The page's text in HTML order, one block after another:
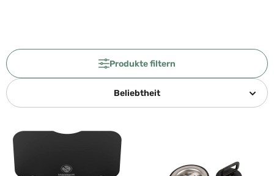
Produkte filtern
Beliebtheit